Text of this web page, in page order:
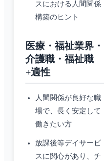
スにおける人間関係
構築のヒント
医療・福祉業界・
介護職・福祉職
+適性
人間関係が良好な職
場で、長く安定して
働きたい方
放課後等デイサービ
スに関心があり、チ